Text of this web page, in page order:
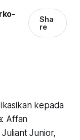
Sha
re
kepada
Affan
Junior,